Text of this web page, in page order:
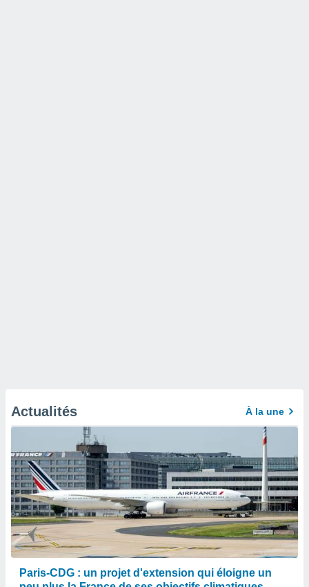
Actualités À la une
Paris-CDG : un projet d'extension qui éloigne un